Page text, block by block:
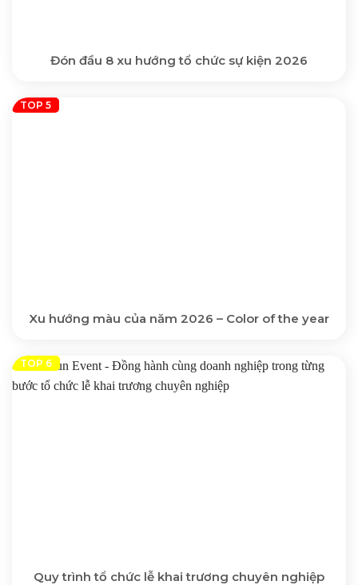
Đón đầu 8 xu hướng tổ chức sự kiện 2026
Xu hướng màu của năm 2026 – Color of the year
Quy trình tổ chức lễ khai trương chuyên nghiệp